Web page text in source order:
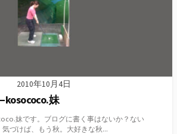
2010年10月4日
妹
妹です。ブログに書く事はないか？ない
づけば、もう秋。大好きな秋...